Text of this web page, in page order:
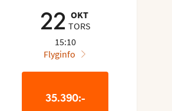
22 OKT
TORS
15:10
Flyginfo
35.390:-